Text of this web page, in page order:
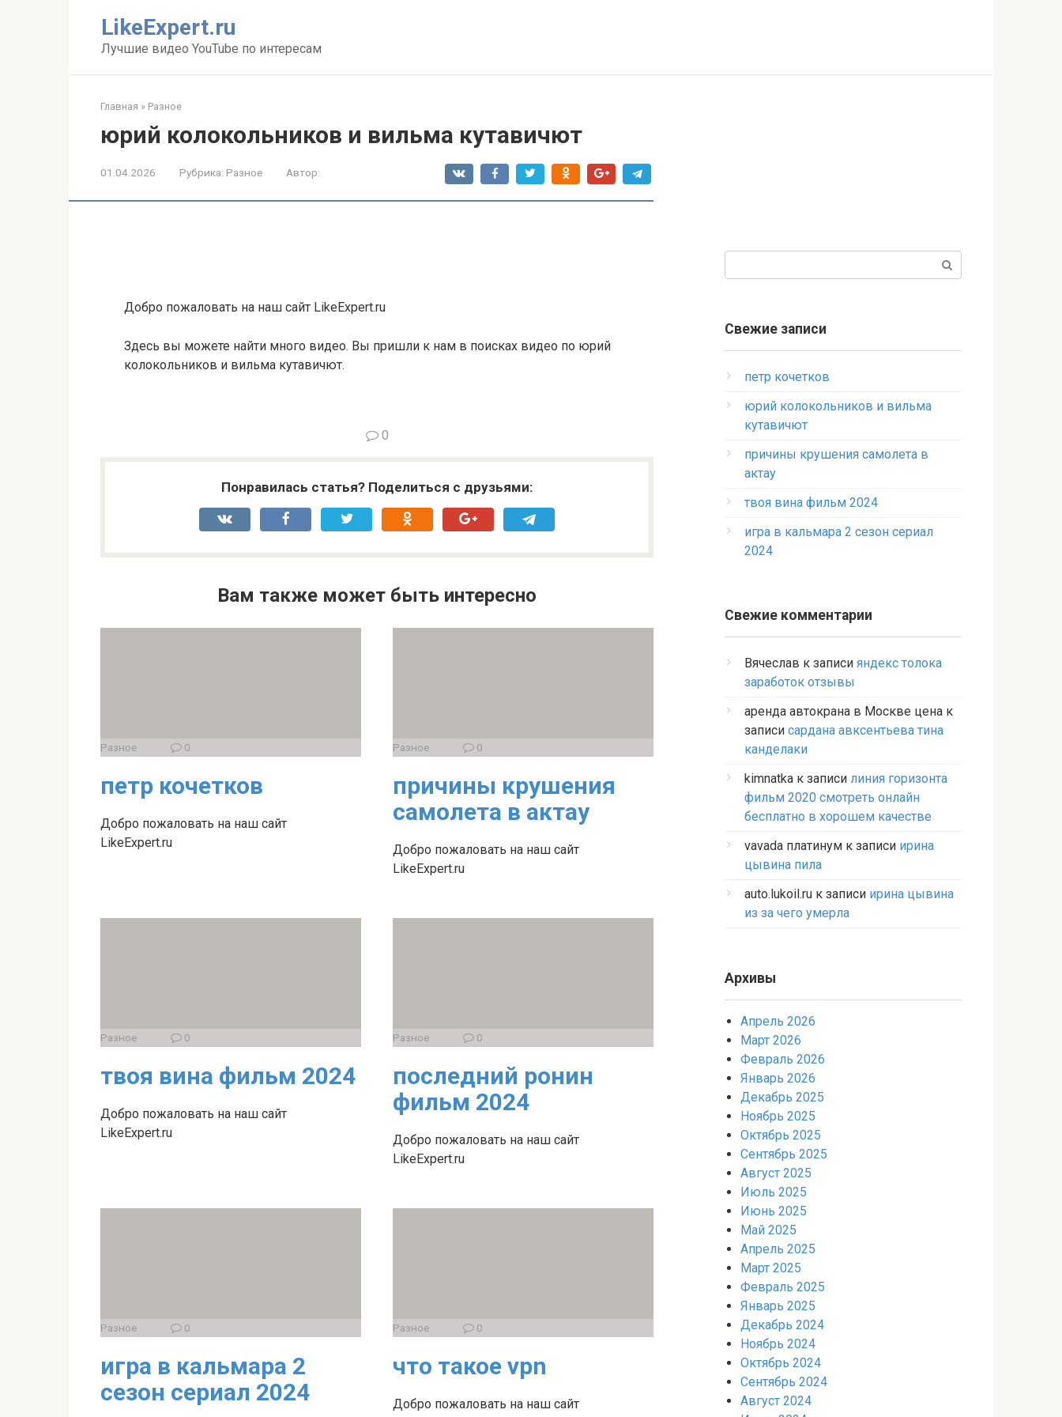
LikeExpert.ru
Лучшие видео YouTube по интересам
Главная » Разное
юрий колокольников и вильма кутавичют
01.04.2026 Рубрика: Разное Автор:
Добро пожаловать на наш сайт LikeExpert.ru
Здесь вы можете найти много видео. Вы пришли к нам в поисках видео по юрий
колокольников и вильма кутавичют.
0
Понравилась статья? Поделиться с друзьями:
Вам также может быть интересно
Разное 0
петр кочетков
Добро пожаловать на наш сайт
LikeExpert.ru
Разное 0
причины крушения
самолета в актау
Добро пожаловать на наш сайт
LikeExpert.ru
Разное 0
твоя вина фильм 2024
Добро пожаловать на наш сайт
LikeExpert.ru
Разное 0
последний ронин
фильм 2024
Добро пожаловать на наш сайт
LikeExpert.ru
Разное 0
игра в кальмара 2
сезон сериал 2024
Разное 0
что такое vpn
Добро пожаловать на наш сайт
Свежие записи
петр кочетков
юрий колокольников и вильма
кутавичют
причины крушения самолета в
актау
твоя вина фильм 2024
игра в кальмара 2 сезон сериал
2024
Свежие комментарии
Вячеслав к записи яндекс толока
заработок отзывы
аренда автокрана в Москве цена к
записи сардана авксентьева тина
канделаки
kimnatka к записи линия горизонта
фильм 2020 смотреть онлайн
бесплатно в хорошем качестве
vavada платинум к записи ирина
цывина пила
auto.lukoil.ru к записи ирина цывина
из за чего умерла
Архивы
Апрель 2026
Март 2026
Февраль 2026
Январь 2026
Декабрь 2025
Ноябрь 2025
Октябрь 2025
Сентябрь 2025
Август 2025
Июль 2025
Июнь 2025
Май 2025
Апрель 2025
Март 2025
Февраль 2025
Январь 2025
Декабрь 2024
Ноябрь 2024
Октябрь 2024
Сентябрь 2024
Август 2024